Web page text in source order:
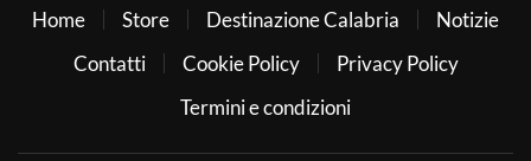
Home Store Destinazione Calabria
Notizie
Contatti
Cookie Policy
Privacy Policy
Termini e condizioni